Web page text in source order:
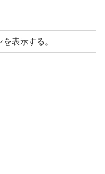
表示する。
、承認されたら自動的